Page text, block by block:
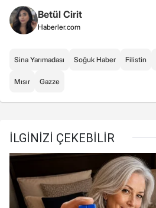
Betül Cirit
Haberler.com
Sina Yarımadası Soğuk Haber Filistin
Mısır Gazze